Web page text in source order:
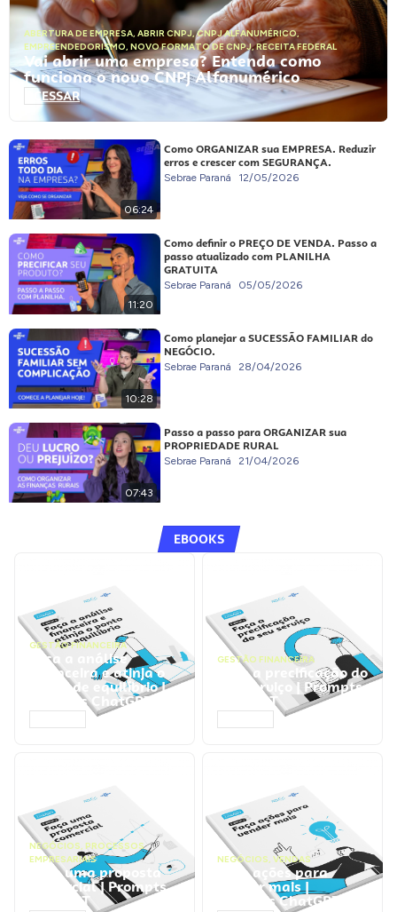
ABERTURA DE EMPRESA, ABRIR CNPJ,CNPJ ALFANUMÉRICO,
EMPREENDEDORISMO, NOVO FORMATO DE CNPJ,RECEITA FEDERAL
Vai abrir uma empresa? Entenda como
funciona o novo CNPJ Alfanumérico
ACESSAR
06:24
Como ORGANIZAR sua EMPRESA. Reduzir
erros e crescer com SEGURANÇA.
Sebrae Paraná 12/05/2026
11:20
Como definir o PREÇO DE VENDA. Passo a
passo atualizado com PLANILHA
GRATUITA
Sebrae Paraná 05/05/2026
10:28
Como planejar a SUCESSÃO FAMILIAR do
NEGÓCIO.
Sebrae Paraná 28/04/2026
07:43
Passo a passo para ORGANIZAR sua
PROPRIEDADE RURAL
Sebrae Paraná 21/04/2026
EBOOKS
GESTÃO FINANCEIRA
Faça a análise
financeira e atinja o
ponto de equilíbrio |
Prompts ChatGPT
GESTÃO FINANCEIRA
Faça a precificação do
seu serviço | Prompts
ChatGPT
NEGÓCIOS, PROCESSOS
EMPRESARIAIS
Faça uma proposta
comercial | Prompts
ChatGPT
NEGÓCIOS, VENDAS
Faça ações para
vender mais |
Prompts ChatGPT